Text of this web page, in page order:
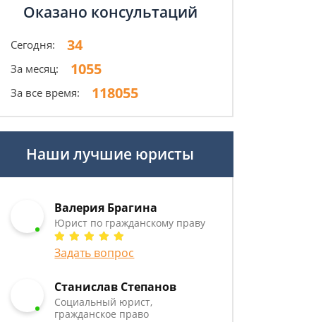
Оказано консультаций
Сегодня: 34
За месяц: 1055
За все время: 118055
Наши лучшие юристы
Валерия Брагина
Юрист по гражданскому праву
Задать вопрос
Станислав Степанов
Социальный юрист,
гражданское право